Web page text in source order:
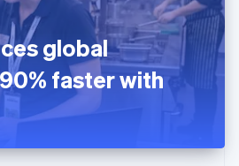
global
faster with